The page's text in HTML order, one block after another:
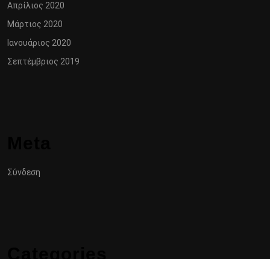
Απρίλιος 2020
Μάρτιος 2020
Ιανουάριος 2020
Σεπτέμβριος 2019
Σύνδεση